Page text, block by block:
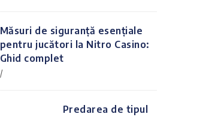
Măsuri de siguranță esențiale
pentru jucători la Nitro Casino:
Ghid complet
/
Predarea de tipul